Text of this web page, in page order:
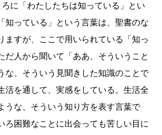
に「わたしたちは知っている」とい
知っている」という言葉は、聖書のな
ますが、ここで用いられている「知っ
だ人から聞いて「ああ、そういうこと
な、そういう見聞きした知識のことで
活を通して、実感をしている。生活全
うな、そういう知り方を表す言葉で
ろ困難なことに出会っても苦しい目に